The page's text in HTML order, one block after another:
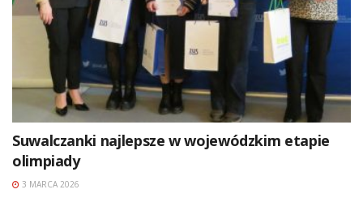
Suwalczanki najlepsze w wojewódzkim etapie
olimpiady
3 MARCA 2026